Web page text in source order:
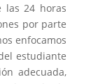
las 24 horas
por parte
enfocamos
estudiante
adecuada,